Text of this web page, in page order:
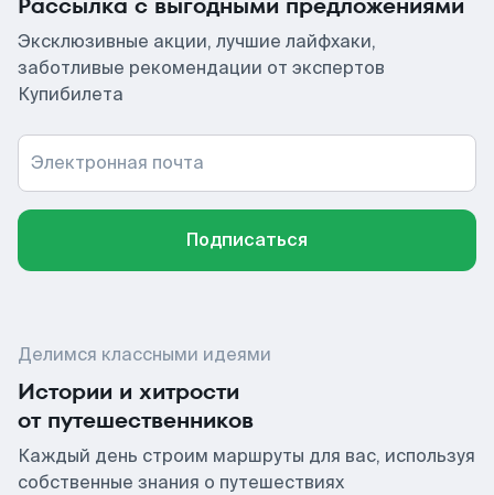
Эксклюзивные акции, лучшие лайфхаки,
заботливые рекомендации от экспертов
Купибилета
Электронная почта
Подписаться
Делимся классными идеями
Истории и хитрости
от путешественников
Каждый день строим маршруты для вас, используя
собственные знания о путешествиях